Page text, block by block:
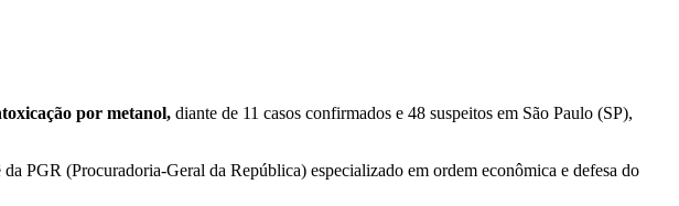
por metanol, diante de 11 casos confirmados e 48 suspeitos em São Paulo (SP),
PGR (Procuradoria-Geral da República) especializado em ordem econômica e defesa do